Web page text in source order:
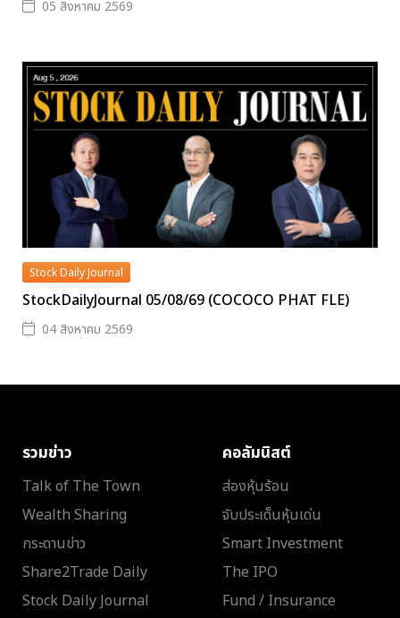
05 สิงหาคม 2569
Stock Daily Journal
StockDailyJournal 05/08/69 (COCOCO PHAT FLE)
04 สิงหาคม 2569
รวมข่าว
Talk of The Town
Wealth Sharing
กระดานข่าว
Share2Trade Daily
Stock Daily Journal
คอลัมนิสต์
ส่องหุ้นร้อน
จับประเด็นหุ้นเด่น
Smart Investment
The IPO
Fund / Insurance